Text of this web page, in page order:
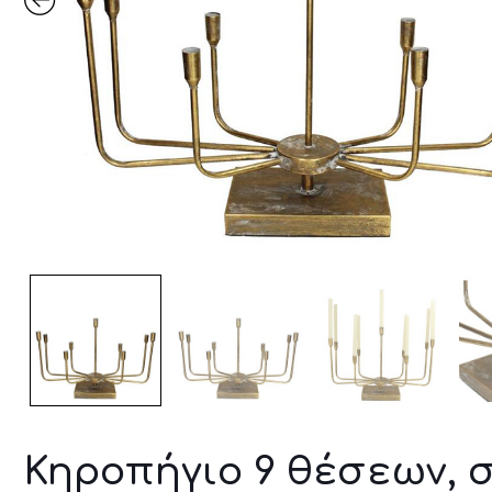
Κηροπήγιο 9 θέσεων,